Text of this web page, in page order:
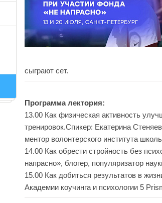
сыграют сет.
Программа лектория:
13.00 Как физическая активность
тренировок.Спикер: Екатерина
ментор волонтерского института
14.00 Как обрести стройность без
напрасно», блогер, популяризатор
15.00 Как добиться результатов в
Академии коучинга и психологии 5